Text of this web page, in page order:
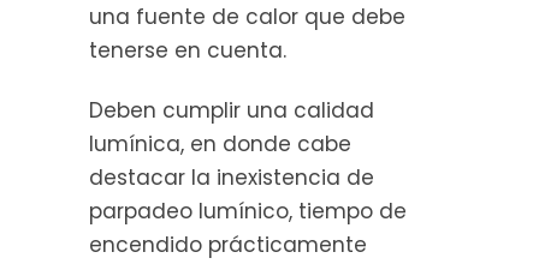
una fuente de calor que debe
tenerse en cuenta.
Deben cumplir una calidad
lumínica, en donde cabe
destacar la inexistencia de
parpadeo lumínico, tiempo de
encendido prácticamente